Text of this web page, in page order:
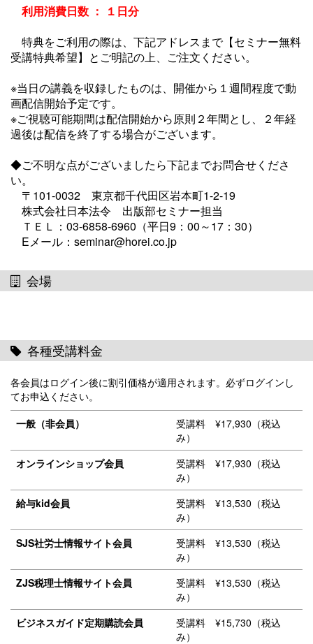
利用消費日数 ： １日分
特典をご利用の際は、下記アドレスまで【セミナー無料
受講特典希望】とご明記の上、ご注文ください。
※当日の講義を収録したものは、開催から１週間程度で動
画配信開始予定です。
※ご視聴可能期間は配信開始から原則２年間とし、２年経
過後は配信を終了する場合がございます。
◆ご不明な点がございましたら下記までお問合せくださ
い。
〒101-0032 東京都千代田区岩本町1-2-19
株式会社日本法令 出版部セミナー担当
ＴＥＬ：03-6858-6960（平日9：00～17：30）
Eメール：seminar@horei.co.jp
会場
各種受講料金
各会員はログイン後に割引価格が適用されます。必ずログインし
てお申込ください。
一般（非会員）
受講料 ¥17,930（税込
み）
オンラインショップ会員
受講料 ¥17,930（税込
み）
給与kid会員
受講料 ¥13,530（税込
み）
SJS社労士情報サイト会員
受講料 ¥13,530（税込
み）
ZJS税理士情報サイト会員
受講料 ¥13,530（税込
み）
ビジネスガイド定期購読会員
受講料 ¥15,730（税込
み）